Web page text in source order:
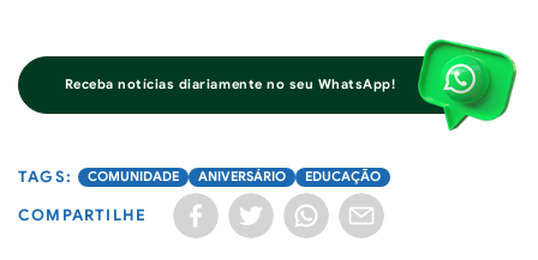
Receba notícias diariamente no seu WhatsApp!
COMUNIDADE ANIVERSÁRIO EDUCAÇÃO
COMPARTILHE